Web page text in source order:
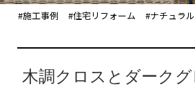
#施工事例 #住宅リフォーム #ナチュラル
木調クロスとダーク